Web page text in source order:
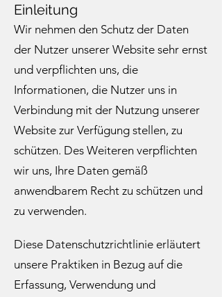
Einleitung
Wir nehmen den Schutz der Daten
der Nutzer unserer Website sehr ernst
und verpflichten uns, die
Informationen, die Nutzer uns in
Verbindung mit der Nutzung unserer
Website zur Verfügung stellen, zu
schützen. Des Weiteren verpflichten
wir uns, Ihre Daten gemäß
anwendbarem Recht zu schützen und
zu verwenden.​
Diese Datenschutzrichtlinie erläutert
unsere Praktiken in Bezug auf die
Erfassung, Verwendung und